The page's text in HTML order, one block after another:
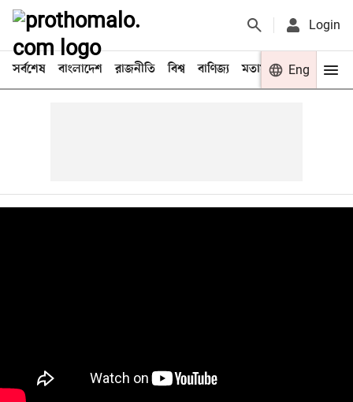
Login
সর্বশেষ বাংলাদেশ রাজনীতি বিশ্ব বাণিজ্য মতামত খেলা
Eng